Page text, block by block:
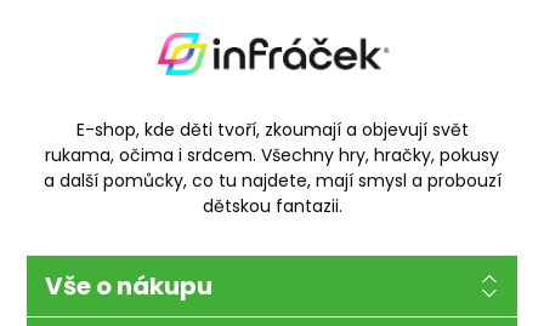
E-shop, kde děti tvoří, zkoumají a objevují svět
rukama, očima i srdcem. Všechny hry, hračky, pokusy
a další pomůcky, co tu najdete, mají smysl a probouzí
dětskou fantazii.
Vše o nákupu